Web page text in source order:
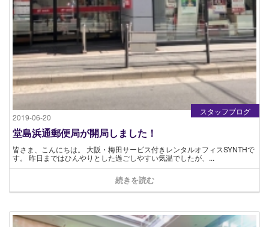
2019-06-20
スタッフブログ
堂島浜通郵便局が開局しました！
皆さま、こんにちは。 大阪・梅田サービス付きレンタルオフィスSYNTHで
す。 昨日まではひんやりとした過ごしやすい気温でしたが、...
続きを読む